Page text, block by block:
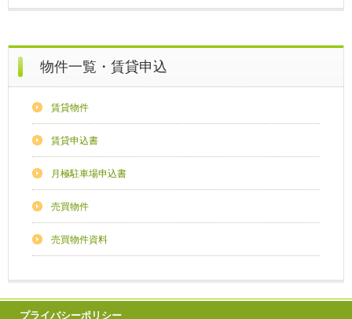
物件一覧・賃貸申込
賃貸物件
賃貸申込書
月極駐車場申込書
売買物件
売買物件資料
プライバシーポリシー